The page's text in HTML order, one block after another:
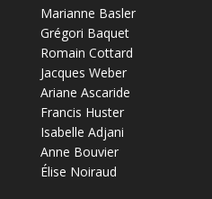
Marianne Basler
Grégori Baquet
Romain Cottard
Jacques Weber
Ariane Ascaride
Francis Huster
Isabelle Adjani
Anne Bouvier
Élise Noiraud